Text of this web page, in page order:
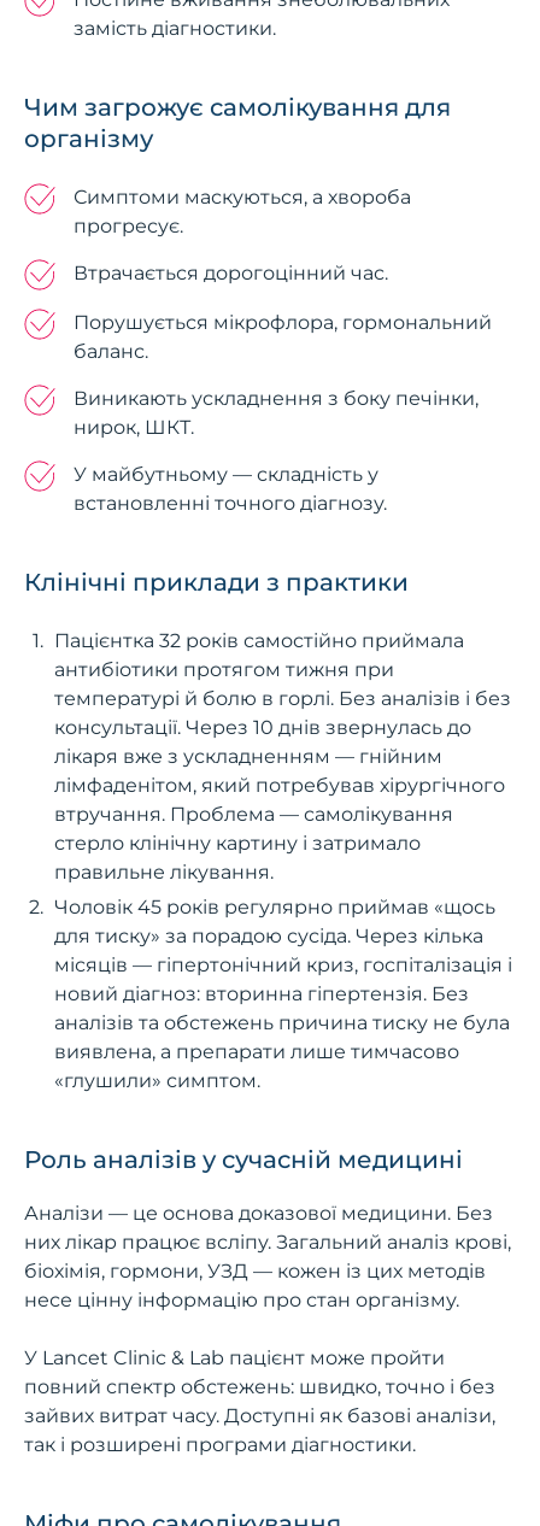
замість діагностики.
Чим загрожує самолікування для
організму
Симптоми маскуються, а хвороба
прогресує.
Втрачається дорогоцінний час.
Порушується мікрофлора, гормональний
баланс.
Виникають ускладнення з боку печінки,
нирок, ШКТ.
У майбутньому — складність у
встановленні точного діагнозу.
Клінічні приклади з практики
Пацієнтка 32 років самостійно приймала
антибіотики протягом тижня при
температурі й болю в горлі. Без аналізів і без
консультації. Через 10 днів звернулась до
лікаря вже з ускладненням — гнійним
лімфаденітом, який потребував хірургічного
втручання. Проблема — самолікування
стерло клінічну картину і затримало
правильне лікування.
Чоловік 45 років регулярно приймав «щось
для тиску» за порадою сусіда. Через кілька
місяців — гіпертонічний криз, госпіталізація і
новий діагноз: вторинна гіпертензія. Без
аналізів та обстежень причина тиску не була
виявлена, а препарати лише тимчасово
«глушили» симптом.
Роль аналізів у сучасній медицині
Аналізи — це основа доказової медицини. Без
них лікар працює всліпу. Загальний аналіз крові,
біохімія, гормони, УЗД — кожен із цих методів
несе цінну інформацію про стан організму.
У Lancet Clinic & Lab пацієнт може пройти
повний спектр обстежень: швидко, точно і без
зайвих витрат часу. Доступні як базові аналізи,
так і розширені програми діагностики.